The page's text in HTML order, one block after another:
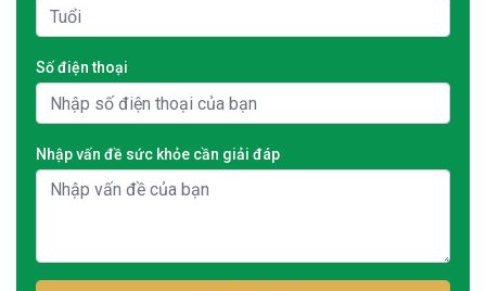
Số điện thoại
Nhập vấn đề sức khỏe cần giải đáp